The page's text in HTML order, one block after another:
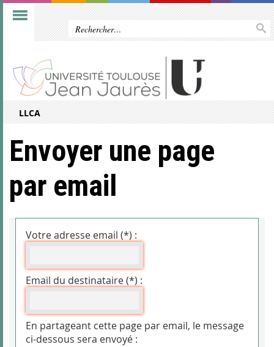
LLCA
Envoyer une page
par email
Votre adresse email (*) :
Email du destinataire (*) :
En partageant cette page par email, le message
ci-dessous sera envoyé :